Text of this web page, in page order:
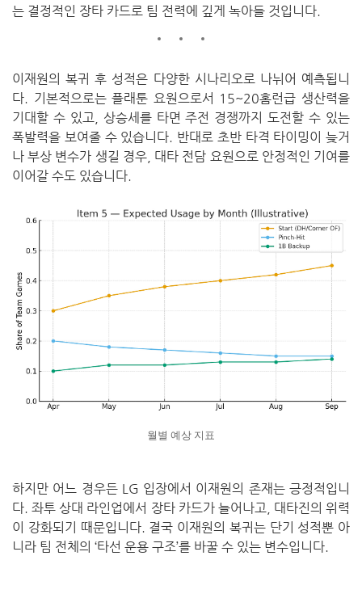
는 결정적인 장타 카드로 팀 전력에 깊게 녹아들 것입니다.
이재원의 복귀 후 성적은 다양한 시나리오로 나뉘어 예측됩니
다. 기본적으로는 플래툰 요원으로서 15~20홈런급 생산력을
기대할 수 있고, 상승세를 타면 주전 경쟁까지 도전할 수 있는
폭발력을 보여줄 수 있습니다. 반대로 초반 타격 타이밍이 늦거
나 부상 변수가 생길 경우, 대타 전담 요원으로 안정적인 기여를
이어갈 수도 있습니다.
월별 예상 지표
하지만 어느 경우든 LG 입장에서 이재원의 존재는 긍정적입니
다. 좌투 상대 라인업에서 장타 카드가 늘어나고, 대타진의 위력
이 강화되기 때문입니다. 결국 이재원의 복귀는 단기 성적뿐 아
니라 팀 전체의 ‘타선 운용 구조’를 바꿀 수 있는 변수입니다.